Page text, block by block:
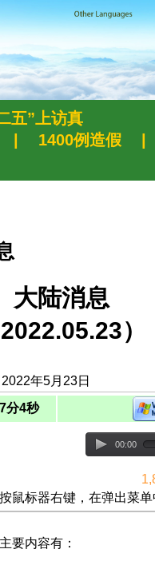
五”上访真
1400例造假
大陆消息
2022.05.23）
年5月23日
7分4秒
00:00
鼠标器右键，在弹出菜
要内容有：